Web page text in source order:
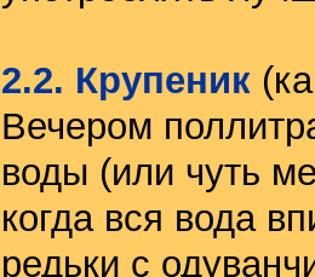
2.2. Крупеник
Вечером
воды (или чуть
когда вся вода
редьки с